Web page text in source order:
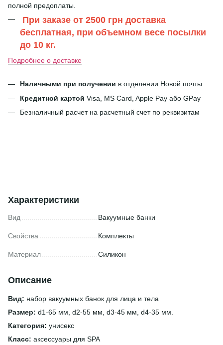
полной предоплаты.
При заказе от 2500 грн доставка
бесплатная, при объемном весе посылки
до 10 кг.
Подробнее о доставке
Наличными при получении в отделении Новой почты
Кредитной картой Visa, MS Card, Apple Pay або GPay
Безналичный расчет на расчетный счет по реквизитам
Характеристики
Вид Вакуумные банки
Свойства Комплекты
Материал Силикон
Описание
Вид: набор вакуумных банок для лица и тела
Размер: d1-65 мм, d2-55 мм, d3-45 мм, d4-35 мм.
Категория: унисекс
Класс: аксессуары для SPA